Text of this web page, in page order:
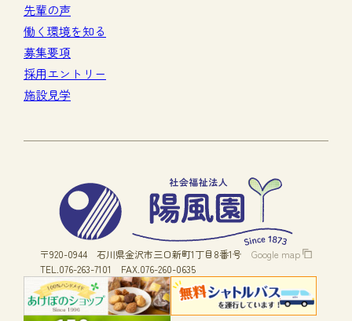
先輩の声
働く環境を知る
募集要項
採用エントリー
施設見学
〒920-0944 石川県金沢市三口新町1丁目8番1号
Google map
TEL.076-263-7101
FAX.076-260-0635